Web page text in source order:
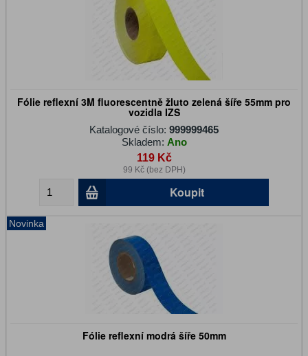
Fólie reflexní 3M fluorescentně žluto zelená šíře 55mm pro
vozidla IZS
Katalogové číslo: 999999465
Skladem: Ano
119 Kč
99 Kč (bez DPH)
Koupit
Novinka
Fólie reflexní modrá šíře 50mm